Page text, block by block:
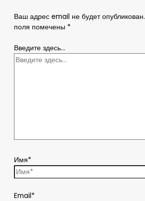
Ваш адрес email не будет опубликован.
поля помечены *
Введите здесь...
Имя*
Email*